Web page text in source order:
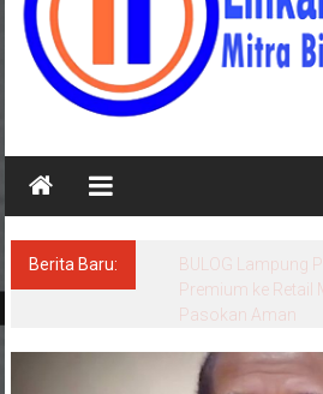
Mitra
Terpercaya
Berita Baru:
Ditegur Baik Baik,
Lampung